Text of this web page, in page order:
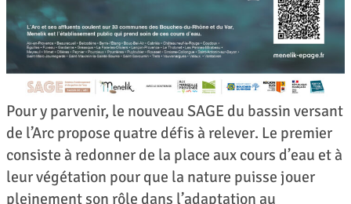
Pour y parvenir, le nouveau SAGE du bassin versant
de l’Arc propose quatre défis à relever. Le premier
consiste à redonner de la place aux cours d’eau et à
leur végétation pour que la nature puisse jouer
pleinement son rôle dans l’adaptation au